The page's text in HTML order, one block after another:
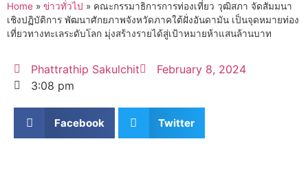
Home » ข่าวทั่วไป » คณะกรรมาธิการการท่องเที่ยว วุฒิสภา จัดสัมมนา
เชิงปฏิบัติการ พัฒนาศักยภาพจังหวัดภาคใต้ฝั่งอันดามัน เป็นจุดหมายท่อง
เที่ยวทางทะเลระดับโลก มุ่งสร้างรายได้สู่เป้าหมายห้าแสนล้านบาท
Phattrathip Sakulchit
February 8, 2024
3:08 pm
Facebook Twitter